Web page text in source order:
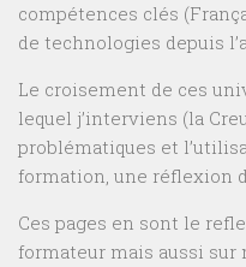
compétences clés
de technologies depuis
Le croisement de ces
lequel j’interviens (la
problématiques et
formation, une réflexion
Ces pages en sont le
formateur mais aussi sur